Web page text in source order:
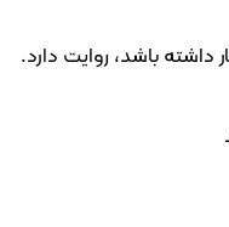
باشد، روایت دارد.